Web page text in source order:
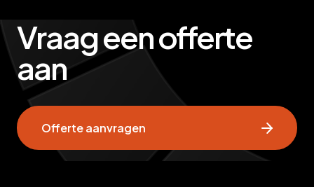
Vraag een offerte
aan
Offerte aanvragen